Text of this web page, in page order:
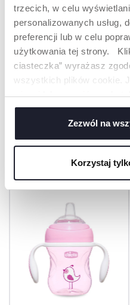
trzecich, w celu
personalizowanych usług,
preferencji lub w celu
użytkowania tej strony.
ciasteczka” wyrażasz
wszystkich plików cookie.
więcej lub wyrazić zgodę
kliknij „Ustawienia”.
zgodę na używanie
cookie, które są niezbędne
Zezwól na
Korzystaj
Niecentralne
ustawienie, które
pomaga w
prawidłowej postawie
szyi podczas picia.
PRODUKTY,